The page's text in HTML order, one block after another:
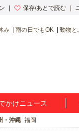
保存/あとで読む
み 雨の日でもOK 動物と
かけニュース
・沖縄 福岡